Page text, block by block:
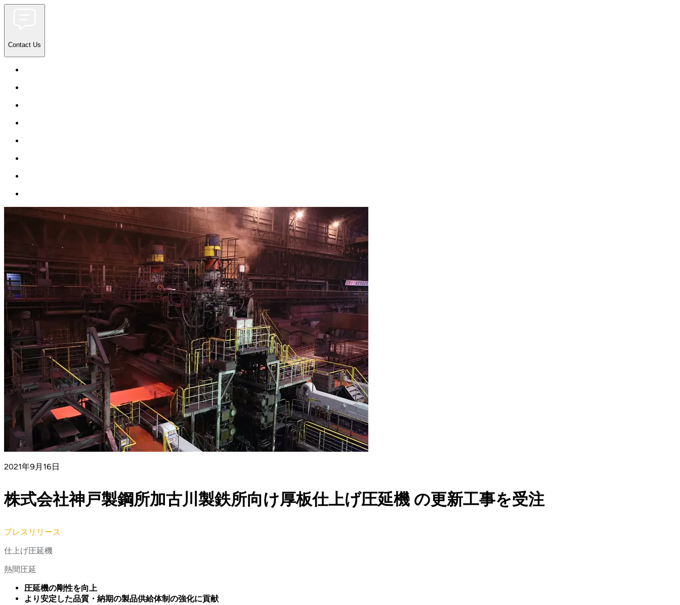
Contact Us
2021年9月16日
株式会社神戸製鋼所加古川製鉄所向け厚板仕上げ圧延機 の更新工事を受注
プレスリリース
仕上げ圧延機
熱間圧延
圧延機の剛性を向上
より安定した品質・納期の製品供給体制の強化に貢献